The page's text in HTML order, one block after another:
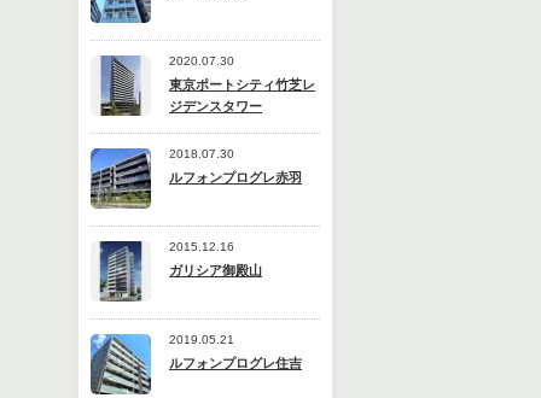
2020.07.30
東京ポートシティ竹芝レ
ジデンスタワー
2018.07.30
ルフォンプログレ赤羽
2015.12.16
ガリシア御殿山
2019.05.21
ルフォンプログレ住吉